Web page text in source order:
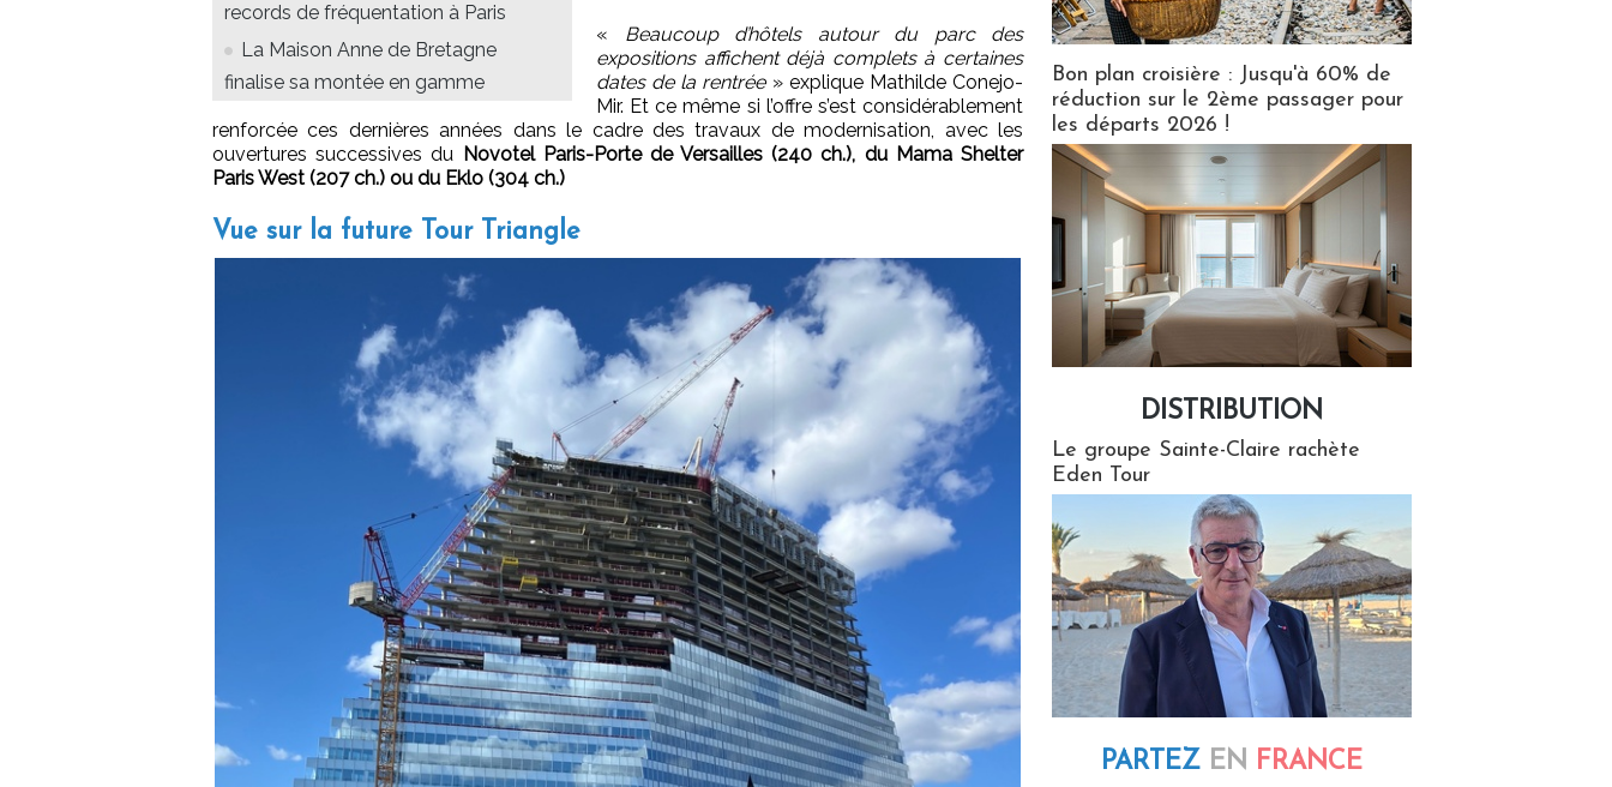
records de fréquentation à Paris
La Maison Anne de Bretagne
finalise sa montée en gamme
« Beaucoup d’hôtels autour du parc des
expositions affichent déjà complets à certaines
dates de la rentrée» explique Mathilde Conejo-
Mir. Et ce même si l’offre s’est considérablement
renforcée ces dernières années dans le cadre des travaux de modernisation, avec les
ouvertures successives du Novotel Paris-Porte de Versailles (240 ch.), du Mama Shelter
Paris West (207 ch.) ou du Eklo (304 ch.)
Vue sur la future Tour Triangle
Bon plan croisière : Jusqu'à 60% de
réduction sur le 2ème passager pour
les départs 2026 !
DISTRIBUTION
Le groupe Sainte-Claire rachète
Eden Tour
PARTEZ EN FRANCE